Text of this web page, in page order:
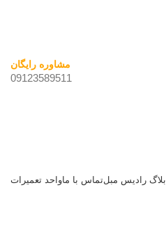
مشاوره رایگان
09123589511
بلاگ رادیس مبلتماس با ماواحد تعمیرات